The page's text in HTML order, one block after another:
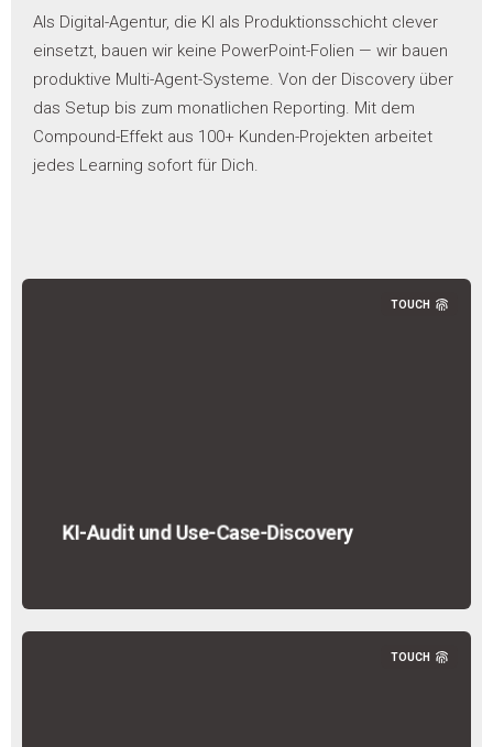
Als Digital-Agentur, die KI als Produktionsschicht clever
einsetzt, bauen wir keine PowerPoint-Folien — wir bauen
produktive Multi-Agent-Systeme. Von der Discovery über
das Setup bis zum monatlichen Reporting. Mit dem
Compound-Effekt aus 100+ Kunden-Projekten arbeitet
jedes Learning sofort für Dich.
TOUCH
KI-Audit und Use-Case-Discovery
TOUCH